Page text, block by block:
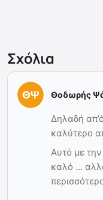
Σχόλια
Θοδωρής
Δηλαδή
καλύτερο
Αυτό με
καλό …